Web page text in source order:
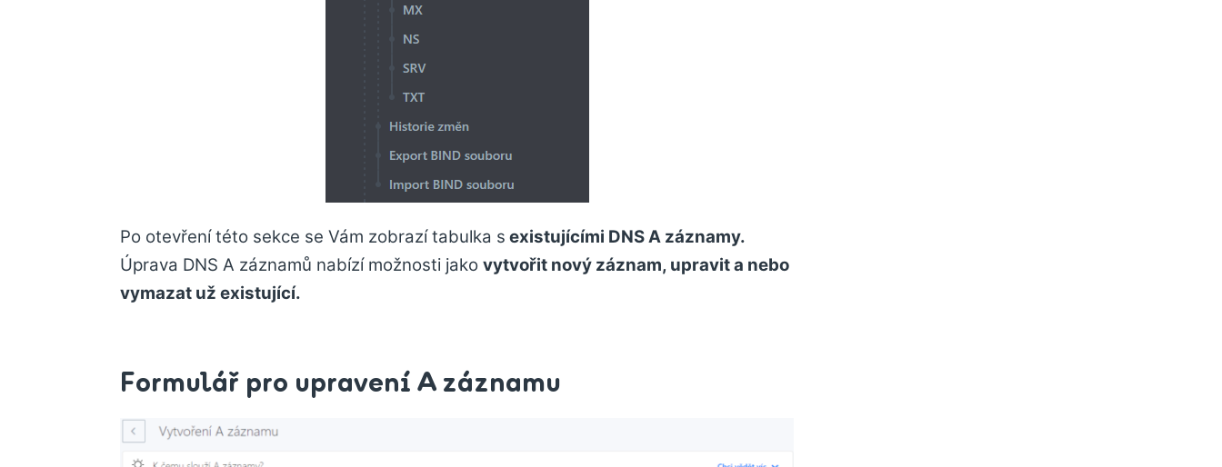
Po otevření této sekce se Vám zobrazí tabulka s existujícími DNS A záznamy.
Úprava DNS A záznamů nabízí možnosti jako vytvořit nový záznam, upravit a nebo
vymazat už existující.
Formulář pro upravení A záznamu